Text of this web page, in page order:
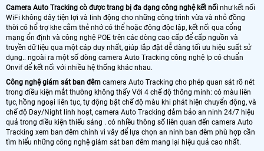
Camera Auto Tracking cò được trang bị đa dạng công nghệ kết nối như kết nối
WiFi không dây tiện lợi và linh động cho những công trình vừa và nhỏ đồng
thời có hổ trợ khe cắm thẻ nhớ có thể hoặc động độc lập, kết nối qua cổng
mạng ổn định và công nghệ POE trên các dòng cao cấp để cấp nguồn và
truyền dữ liệu qua một cáp duy nhất, giúp lắp đặt dễ dàng tối ưu hiệu suất sử
dụng.. ngoài ra một số dòng camera Auto Tracking công nghệ Ip có chuẩn
Onvif dể kết nối với nhiều hệ thống khác nhau.
Công nghệ giám sát ban đêm camera Auto Tracking cho phép quan sát rõ nét
trong điều kiện mắt thường không thấy Với 4 chế độ thông minh: có màu liên
tục, hồng ngoại liên tục, tự động bật chế độ màu khi phát hiện chuyển động, và
chế độ Day/Night linh hoạt, camera Auto Tracking đảm bảo an ninh 24/7 hiệu
quả trong điều kiện thiếu sáng . có nhiều thông số liên quan đến camera Auto
Tracking xem ban đêm chính vì vây để lựa chọn an ninh ban đêm phù hợp cần
tìm hiểu những công nghệ giám sát ban đêm mang lại hiệu quả cao nhất.